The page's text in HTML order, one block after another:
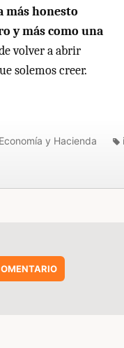
más honesto
y más como una
volver a abrir
solemos creer.
y Hacienda